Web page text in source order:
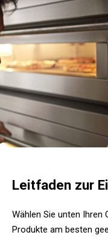
Leitfaden zur
Wählen Sie unten Ihren
Produkte am besten